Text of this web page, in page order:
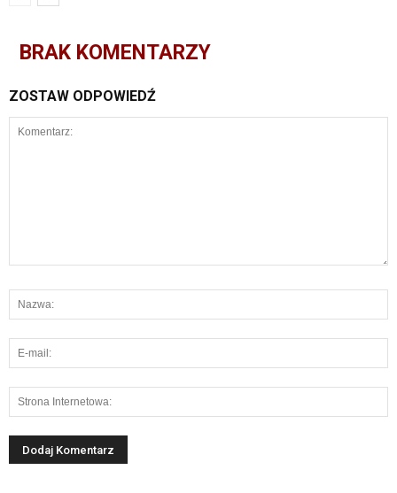
BRAK KOMENTARZY
ZOSTAW ODPOWIEDŹ